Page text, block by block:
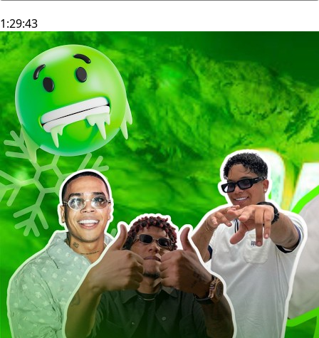
1:29:43